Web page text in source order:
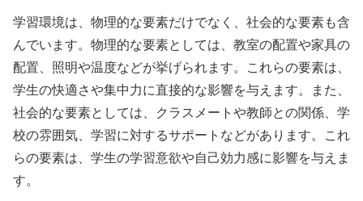
学習環境は、物理的な要素だけでなく、社会的な要素も含
んでいます。物理的な要素としては、教室の配置や家具の
配置、照明や温度などが挙げられます。これらの要素は、
学生の快適さや集中力に直接的な影響を与えます。また、
社会的な要素としては、クラスメートや教師との関係、学
校の雰囲気、学習に対するサポートなどがあります。これ
らの要素は、学生の学習意欲や自己効力感に影響を与えま
す。